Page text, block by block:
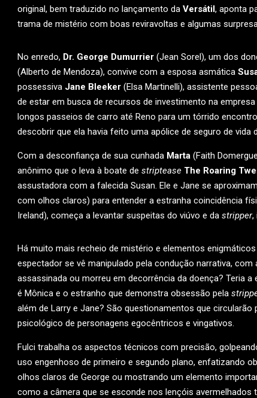
original, bem traduzido no lançamento da Versátil, aponta
trama de mistério com boas reviravoltas e algumas
No enredo, Dr. George Dumurrier (Jean Sorel), um dos
(Alberto de Mendoza), convive com a esposa asmática
possessiva Jane Bleeker (Elsa Martinelli), assistente
de estar em busca de recursos de investimento na
longos passeios de carro até Reno para um tórrido
descobrir que ela havia feito uma apólice de seguro de
Com a desconfiança de sua cunhada Marta (Faith
anônimo que o leva à boate de striptease The Roaring
assustadora com a falecida Susan. Ele e Jane se
com olhos claros) para entender a estranha coincidência
Ireland), começa a levantar suspeitas do viúvo e da stripper,
Há muito mais recheio de mistério e elementos
espectador se vê manipulado pela condução narrativa,
assassinada ou morreu em decorrência da doença? Teria
é Mônica e o estranho que demonstra obsessão pela
além de Larry e Jane? São questionamentos que
psicológico de personagens egocêntricos e vingativos.
Fulci trabalha os aspectos técnicos com precisão,
uso engenhoso de primeiro e segundo plano, enfatizando
olhos claros de George ou mostrando um elemento
como a câmera que se esconde nos lençóis